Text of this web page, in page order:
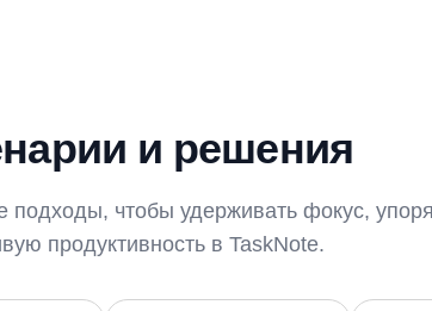
и решения
подходы, чтобы удерживать фокус,
продуктивность в TaskNote.